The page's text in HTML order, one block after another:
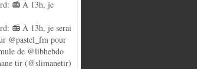
📻 À 13h, je
📻 À 13h, je serai
@pastel_fm pour
de @libhebdo
tir (@slimanetir)